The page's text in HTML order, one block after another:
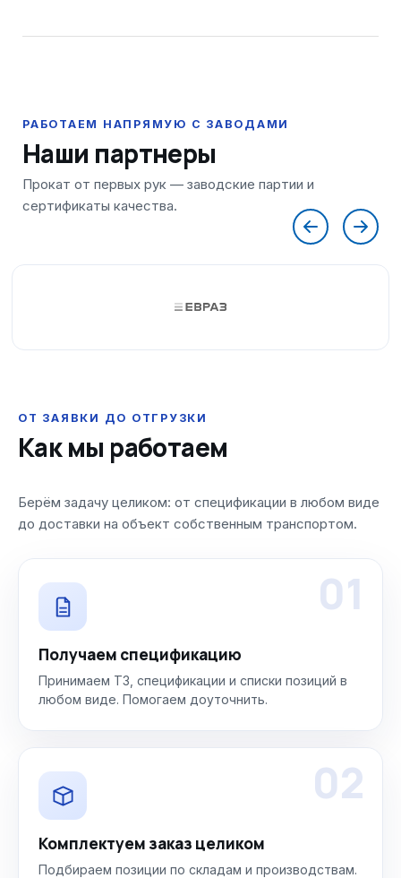
Наши партнеры
ОТ ЗАЯВКИ ДО ОТГРУЗКИ
Как мы работаем
Берём задачу целиком: от спецификации в любом виде
до доставки на объект собственным транспортом.
01
Получаем спецификацию
Принимаем ТЗ, спецификации и списки позиций в
любом виде. Помогаем доуточнить.
02
Комплектуем заказ целиком
Подбираем позиции по складам и производствам.